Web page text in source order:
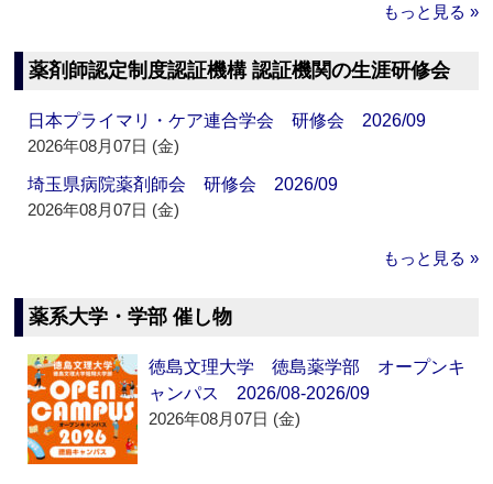
もっと見る »
薬剤師認定制度認証機構 認証機関の生涯研修会
日本プライマリ・ケア連合学会 研修会 2026/09
2026年08月07日 (金)
埼玉県病院薬剤師会 研修会 2026/09
2026年08月07日 (金)
もっと見る »
薬系大学・学部 催し物
徳島文理大学 徳島薬学部 オープンキ
ャンパス 2026/08-2026/09
2026年08月07日 (金)